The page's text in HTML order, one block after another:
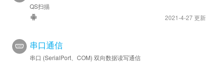
QS扫描
2021-4-27 更新
串口通信
串口 (SerialPort、COM) 双向数据读写通信